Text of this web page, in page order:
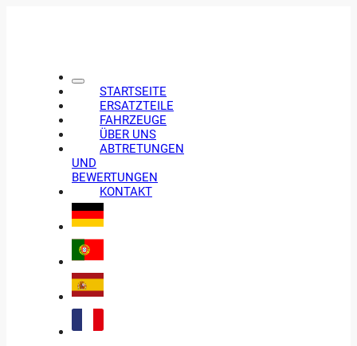
STARTSEITE
ERSATZTEILE
FAHRZEUGE
ÜBER UNS
ABTRETUNGEN
UND
BEWERTUNGEN
KONTAKT